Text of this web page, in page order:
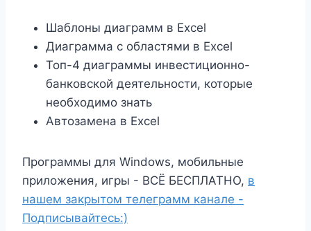
Шаблоны диаграмм в Excel
Диаграмма с областями в Excel
Топ-4 диаграммы инвестиционно-
банковской деятельности, которые
необходимо знать
Автозамена в Excel
Программы для Windows, мобильные
приложения, игры - ВСЁ БЕСПЛАТНО, в
нашем закрытом телеграмм канале -
Подписывайтесь:)